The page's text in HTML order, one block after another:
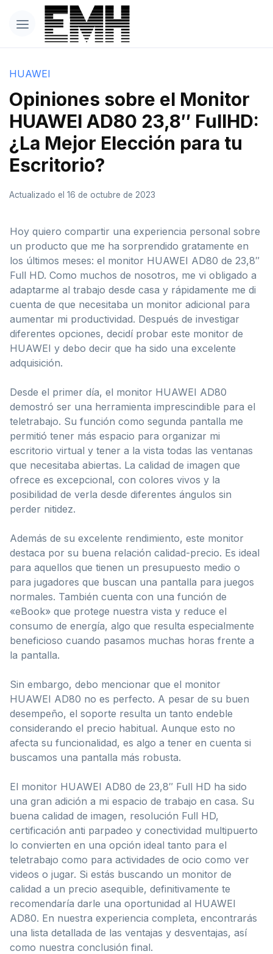
HUAWEI
Opiniones sobre el Monitor
HUAWEI AD80 23,8″ FullHD:
¿La Mejor Elección para tu
Escritorio?
Actualizado el 16 de octubre de 2023
Hoy quiero compartir una experiencia personal sobre
un producto que me ha sorprendido gratamente en
los últimos meses: el monitor HUAWEI AD80 de 23,8″
Full HD. Como muchos de nosotros, me vi obligado a
adaptarme al trabajo desde casa y rápidamente me di
cuenta de que necesitaba un monitor adicional para
aumentar mi productividad. Después de investigar
diferentes opciones, decidí probar este monitor de
HUAWEI y debo decir que ha sido una excelente
adquisición.
Desde el primer día, el monitor HUAWEI AD80
demostró ser una herramienta imprescindible para el
teletrabajo. Su función como segunda pantalla me
permitió tener más espacio para organizar mi
escritorio virtual y tener a la vista todas las ventanas
que necesitaba abiertas. La calidad de imagen que
ofrece es excepcional, con colores vivos y la
posibilidad de verla desde diferentes ángulos sin
perder nitidez.
Además de su excelente rendimiento, este monitor
destaca por su buena relación calidad-precio. Es ideal
para aquellos que tienen un presupuesto medio o
para jugadores que buscan una pantalla para juegos
normales. También cuenta con una función de
«eBook» que protege nuestra vista y reduce el
consumo de energía, algo que resulta especialmente
beneficioso cuando pasamos muchas horas frente a
la pantalla.
Sin embargo, debo mencionar que el monitor
HUAWEI AD80 no es perfecto. A pesar de su buen
desempeño, el soporte resulta un tanto endeble
considerando el precio habitual. Aunque esto no
afecta su funcionalidad, es algo a tener en cuenta si
buscamos una pantalla más robusta.
El monitor HUAWEI AD80 de 23,8″ Full HD ha sido
una gran adición a mi espacio de trabajo en casa. Su
buena calidad de imagen, resolución Full HD,
certificación anti parpadeo y conectividad multipuerto
lo convierten en una opción ideal tanto para el
teletrabajo como para actividades de ocio como ver
videos o jugar. Si estás buscando un monitor de
calidad a un precio asequible, definitivamente te
recomendaría darle una oportunidad al HUAWEI
AD80. En nuestra experiencia completa, encontrarás
una lista detallada de las ventajas y desventajas, así
como nuestra conclusión final.